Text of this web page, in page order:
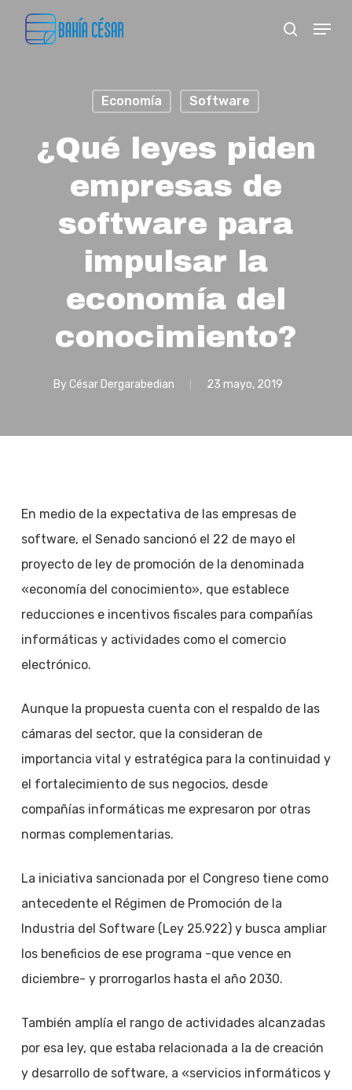
search
Menu
Economía Software
¿Qué leyes piden
empresas de
software para
impulsar la
economía del
conocimiento?
By César Dergarabedian 23 mayo, 2019
En medio de la expectativa de las empresas de
software, el Senado sancionó el 22 de mayo el
proyecto de ley de promoción de la denominada
«economía del conocimiento», que establece
reducciones e incentivos fiscales para compañías
informáticas y actividades como el comercio
electrónico.
Aunque la propuesta cuenta con el respaldo de las
cámaras del sector, que la consideran de
importancia vital y estratégica para la continuidad y
el fortalecimiento de sus negocios, desde
compañías informáticas me expresaron por otras
normas complementarias.
La iniciativa sancionada por el Congreso tiene como
antecedente el Régimen de Promoción de la
Industria del Software (Ley 25.922) y busca ampliar
los beneficios de ese programa -que vence en
diciembre- y prorrogarlos hasta el año 2030.
También amplía el rango de actividades alcanzadas
por esa ley, que estaba relacionada a la de creación
y desarrollo de software, a «servicios informáticos y